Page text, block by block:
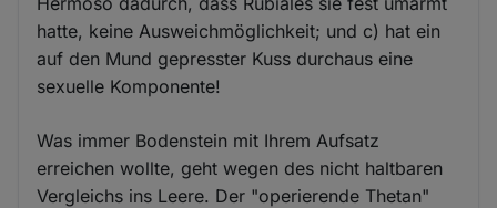
hatte, keine Ausweichmöglichkeit; und c) hat ein
auf den Mund gepresster Kuss durchaus eine
sexuelle Komponente!
Was immer Bodenstein mit Ihrem Aufsatz
erreichen wollte, geht wegen des nicht haltbaren
Vergleichs ins Leere. Der "operierende Thetan"